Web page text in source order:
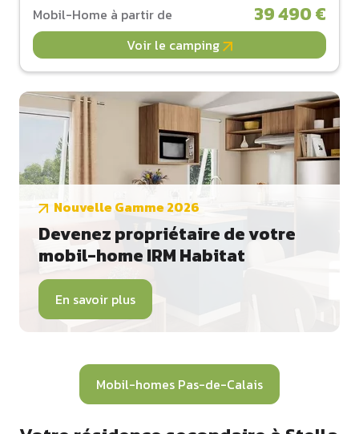
Mobil-Home à partir de 39 490 €
Voir le camping
Nouvelle Gamme 2026
Devenez propriétaire de votre
mobil-home IRM Habitat
En savoir plus
Mobil-homes Pas-de-Calais